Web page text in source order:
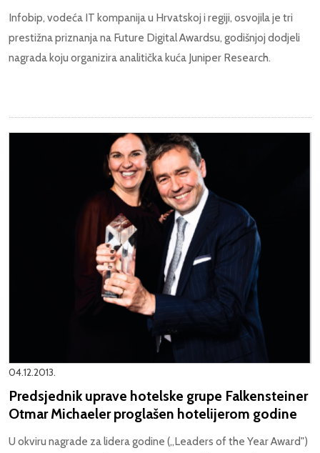
Infobip, vodeća IT kompanija u Hrvatskoj i regiji, osvojila je tri
prestižna priznanja na Future Digital Awardsu, godišnjoj dodjeli
nagrada koju organizira analitička kuća Juniper Research.
04.12.2013.
Predsjednik uprave hotelske grupe Falkensteiner
Otmar Michaeler proglašen hotelijerom godine
U okviru nagrade za lidera godine („Leaders of the Year Award")